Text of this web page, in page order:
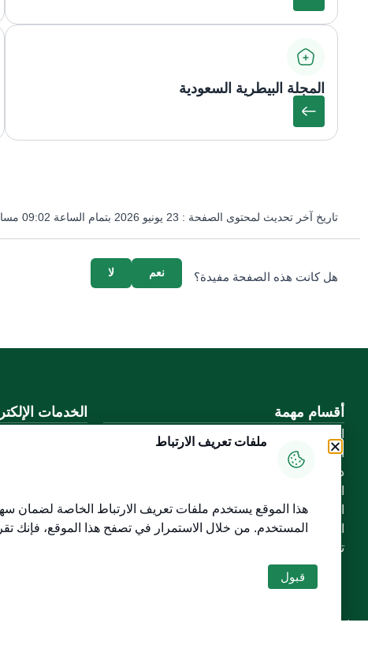
المجلة البيطرية السعودية
تاريخ آخر تحديث لمحتوى الصفحة : 23 يونيو 2026 بتمام الساعة 09:02 مساءً
هل كانت هذه الصفحة مفيدة؟ لا نعم
أقسام مهمة
المعرفة الرقمية
دليل الخدمات
البيانات المفتوحة
السياسات واللوائح
تواصل معنا
الخدمات
إنجاز
خريطة الموقع
ملفات تعريف الارتباط
هذا الموقع يستخدم ملفات تعريف الارتباط الخاصة لضمان
المستخدم. من خلال الاستمرار في تصفح هذا الموقع، فإنك
قبول